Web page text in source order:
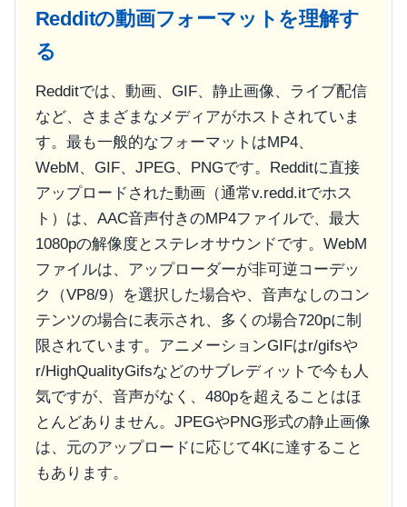
Redditの動画フォーマットを理解す
る
Redditでは、動画、GIF、静止画像、ライブ配信
など、さまざまなメディアがホストされていま
す。最も一般的なフォーマットはMP4、
WebM、GIF、JPEG、PNGです。Redditに直接
アップロードされた動画（通常v.redd.itでホス
ト）は、AAC音声付きのMP4ファイルで、最大
1080pの解像度とステレオサウンドです。WebM
ファイルは、アップローダーが非可逆コーデッ
ク（VP8/9）を選択した場合や、音声なしのコン
テンツの場合に表示され、多くの場合720pに制
限されています。アニメーションGIFはr/gifsや
r/HighQualityGifsなどのサブレディットで今も人
気ですが、音声がなく、480pを超えることはほ
とんどありません。JPEGやPNG形式の静止画像
は、元のアップロードに応じて4Kに達すること
もあります。